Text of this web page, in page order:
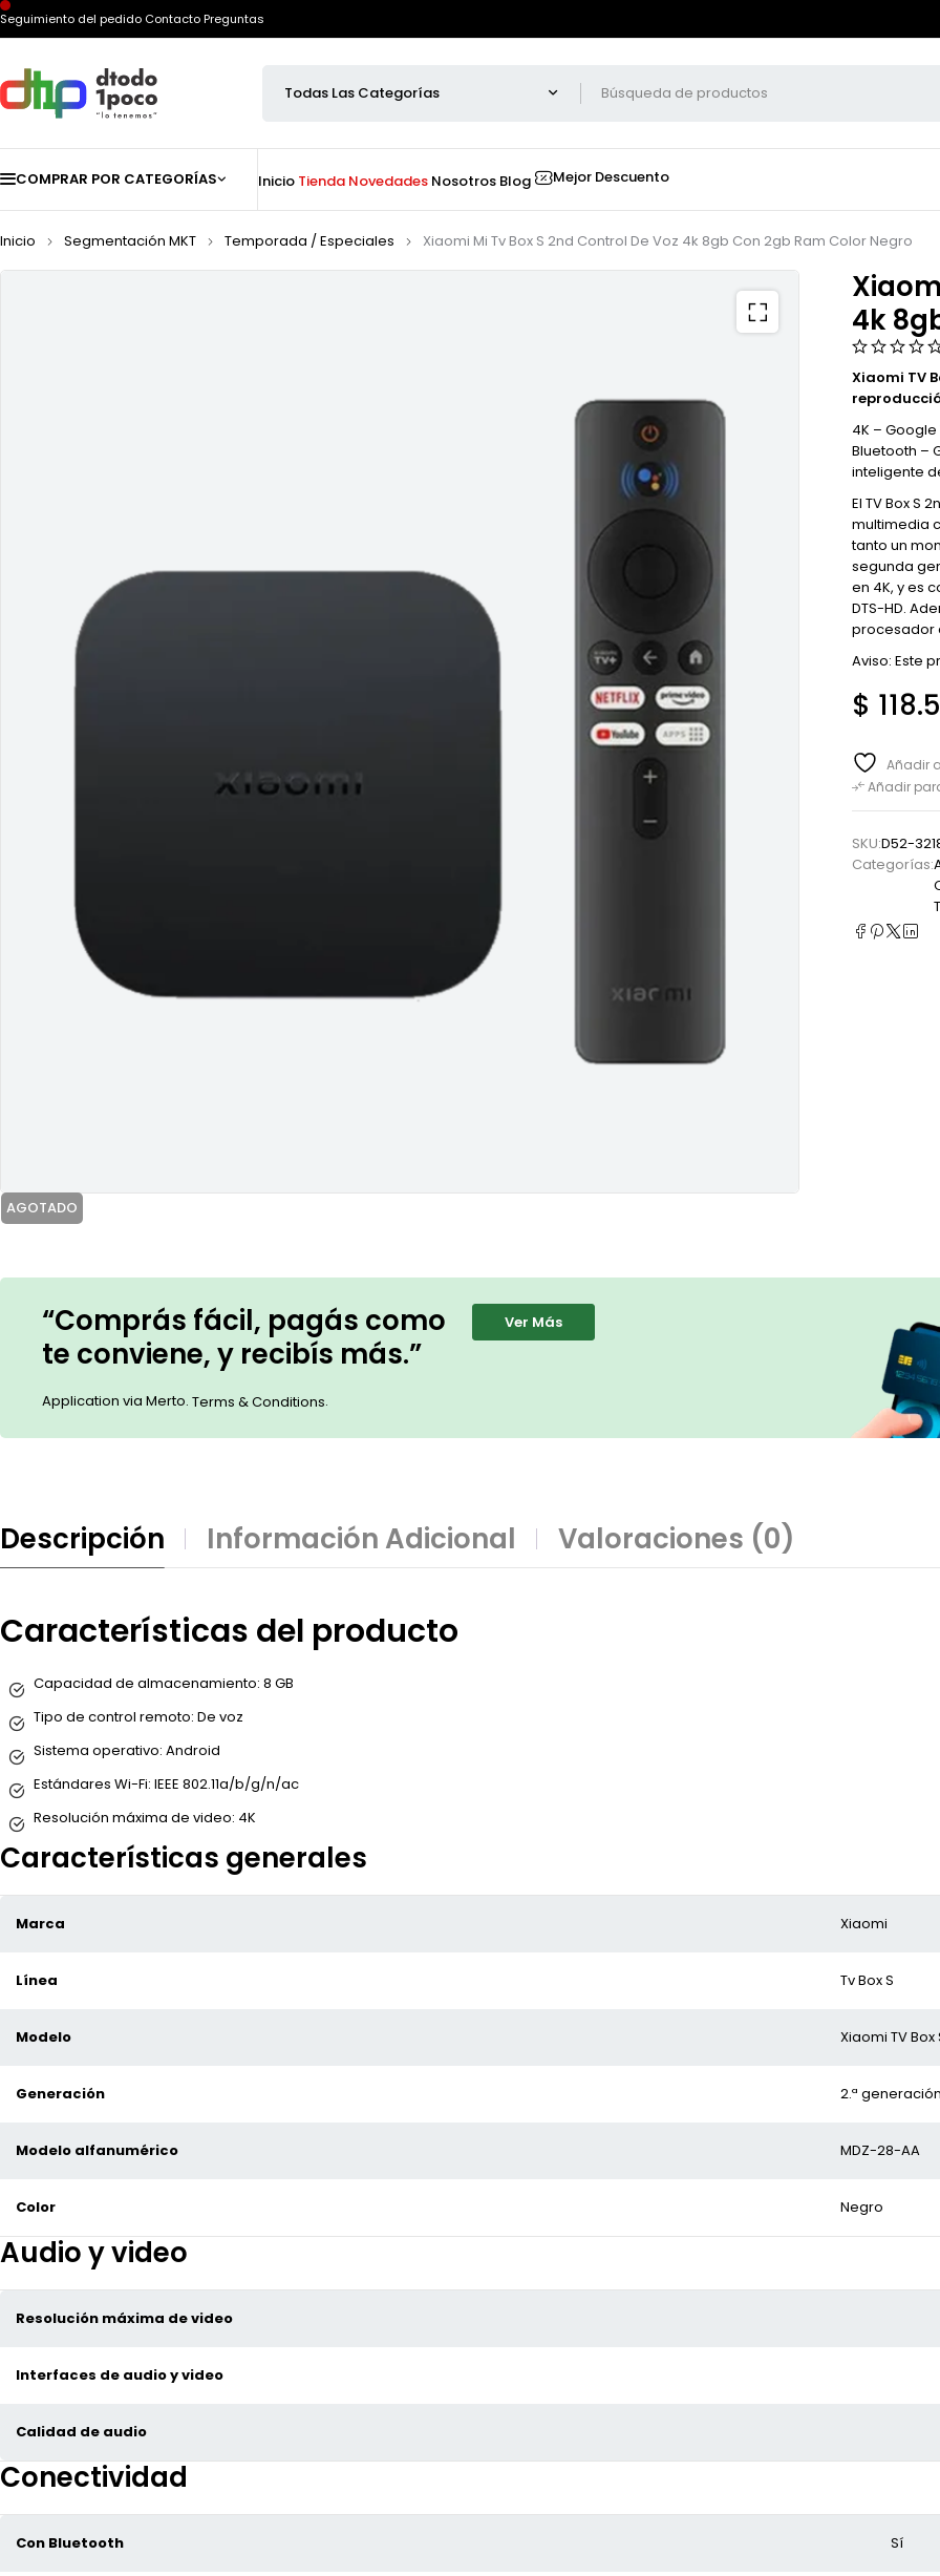
Seguimiento del pedido ContactoPreguntas
COMPRAR POR CATEGORÍAS Inicio Tienda Novedades Nosotros Blog Mejor Descuento
Inicio Segmentación MKT Temporada / Especiales Xiaomi Mi Tv Box S 2nd Control De Voz 4k 8gb Con 2gb Ram Color Negro
AGOTADO
4k
Xiaomi TV
4K – Google
Bluetooth –
inteligente
El TV Box S
multimedia
tanto un
segunda
en 4K, y es
DTS-HD.
procesador
Aviso: Este
$
Añadir
Añadir
SKU:D52-
Categorías:
“Comprás fácil, pagás como
te conviene, y recibís más.”
Application via Merto. Terms & Conditions.
Ver Más
Descripción Información Adicional Valoraciones (0)
Características del producto
Capacidad de almacenamiento: 8 GB
Tipo de control remoto: De voz
Sistema operativo: Android
Estándares Wi-Fi: IEEE 802.11a/b/g/n/ac
Resolución máxima de video: 4K
Características generales
Marca Xiaomi
Línea Tv Box S
Modelo Xiaomi TV Box
Generación 2.ª generación
Modelo alfanumérico MDZ-28-AA
Color Negro
Audio y video
Resolución máxima de video
Interfaces de audio y video
Calidad de audio
Conectividad
Con Bluetooth Sí